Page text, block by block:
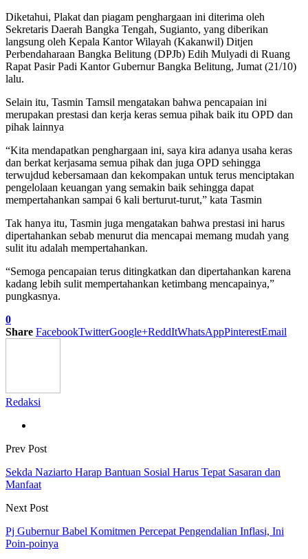
Diketahui, Plakat dan piagam penghargaan ini diterima oleh
Sekretaris Daerah Bangka Tengah, Sugianto, yang diberikan
langsung oleh Kepala Kantor Wilayah (Kakanwil) Ditjen
Perbendaharaan Bangka Belitung (DPJb) Edih Mulyadi di Ruang
Rapat Pasir Padi Kantor Gubernur Bangka Belitung, Jumat (21/10)
lalu.
Selain itu, Tasmin Tamsil mengatakan bahwa pencapaian ini
merupakan prestasi dan kerja keras semua pihak baik itu OPD dan
pihak lainnya
“Kita mendapatkan penghargaan ini, saya kira adanya usaha keras
dan berkat kerjasama semua pihak dan juga OPD sehingga
terwujdud kebersamaan dan kekompakan untuk terus menciptakan
pengelolaan keuangan yang semakin baik sehingga dapat
mempertahankan sampai 6 kali berturut-turut,” kata Tasmin
Tak hanya itu, Tasmin juga mengatakan bahwa prestasi ini harus
dipertahankan sebab menurut dia mencapai memang mudah yang
sulit itu adalah mempertahankan.
“Semoga pencapaian terus ditingkatkan dan dipertahankan karena
kadang lebih sulit mempertahankan ketimbang mencapainya,”
pungkasnya.
0
Share FacebookTwitterGoogle+ReddItWhatsAppPinterestEmail
Redaksi
Prev Post
Sekda Naziarto Harap Bantuan Sosial Harus Tepat Sasaran dan
Manfaat
Next Post
Pj Gubernur Babel Komitmen Percepat Pengendalian Inflasi, Ini
Poin-poinya